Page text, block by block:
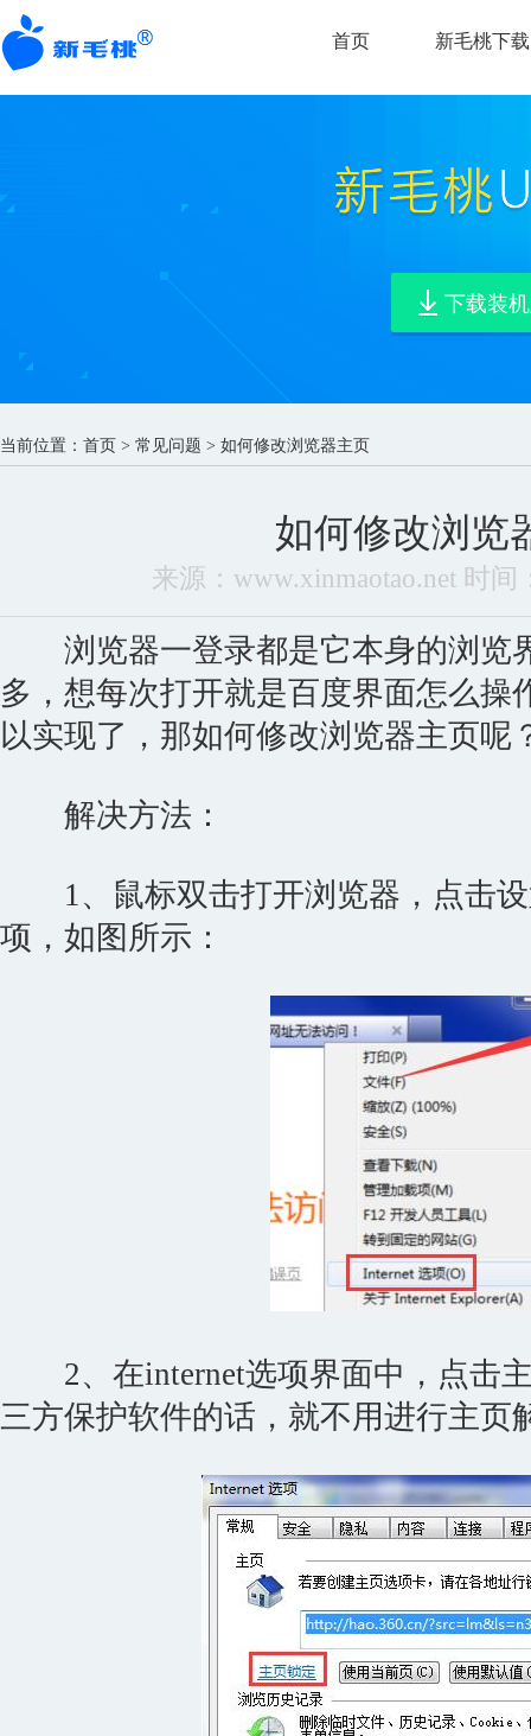
首页 新毛桃下载
下载装
当前位置： 首页 > 常见问题 > 如何修改浏览器主页
如何修改浏览
来源：www.xinmaotao.net 时间
浏览器一登录都是它本身的浏览
多，想每次打开就是百度界面怎么操
以实现了，那如何修改浏览器主页呢
解决方法：
1、鼠标双击打开浏览器，点击设
项，如图所示：
2、在internet选项界面中，点击
三方保护软件的话，就不用进行主页